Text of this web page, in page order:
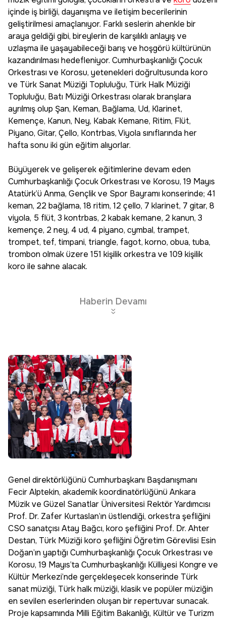
içinde iş birliği, dayanışma ve iletişim becerilerinin
geliştirilmesi amaçlanıyor. Farklı seslerin ahenkle bir
araya geldiği gibi, bireylerin de karşılıklı anlayış ve
uzlaşma ile yaşayabileceği barış ve hoşgörü kültürünün
kazandırılması hedefleniyor. Cumhurbaşkanlığı Çocuk
Orkestrası ve Korosu, yetenekleri doğrultusunda koro
ve Türk Sanat Müziği Topluluğu, Türk Halk Müziği
Topluluğu, Batı Müziği Orkestrası olarak branşlara
ayrılmış olup Şan, Keman, Bağlama, Ud, Klarinet,
Kemençe, Kanun, Ney, Kabak Kemane, Ritim, Flüt,
Piyano, Gitar, Çello, Kontrbas, Viyola sınıflarında her
hafta sonu iki gün eğitim alıyorlar.
Büyüyerek ve gelişerek eğitimlerine devam eden
Cumhurbaşkanlığı Çocuk Orkestrası ve Korosu, 19 Mayıs
Atatürk’ü Anma, Gençlik ve Spor Bayramı konserinde; 41
keman, 22 bağlama, 18 ritim, 12 çello, 7 klarinet, 7 gitar, 8
viyola, 5 flüt, 3 kontrbas, 2 kabak kemane, 2 kanun, 3
kemençe, 2 ney, 4 ud, 4 piyano, cymbal, trampet,
trompet, tef, timpani, triangle, fagot, korno, obua, tuba,
trombon olmak üzere 151 kişilik orkestra ve 109 kişilik
koro ile sahne alacak.
Haberin Devamı
Genel direktörlüğünü Cumhurbaşkanı Başdanışmanı
Fecir Alptekin, akademik koordinatörlüğünü Ankara
Müzik ve Güzel Sanatlar Üniversitesi Rektör Yardımcısı
Prof. Dr. Zafer Kurtaslan’ın üstlendiği, orkestra şefliğini
CSO sanatçısı Atay Bağcı, koro şefliğini Prof. Dr. Ahter
Destan, Türk Müziği koro şefliğini Öğretim Görevlisi Esin
Doğan’ın yaptığı Cumhurbaşkanlığı Çocuk Orkestrası ve
Korosu, 19 Mayıs’ta Cumhurbaşkanlığı Külliyesi Kongre ve
Kültür Merkezi’nde gerçekleşecek konserinde Türk
sanat müziği, Türk halk müziği, klasik ve popüler müziğin
en sevilen eserlerinden oluşan bir repertuvar sunacak.
Proje kapsamında Milli Eğitim Bakanlığı, Kültür ve Turizm